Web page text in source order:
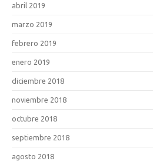
abril 2019
marzo 2019
febrero 2019
enero 2019
diciembre 2018
noviembre 2018
octubre 2018
septiembre 2018
agosto 2018